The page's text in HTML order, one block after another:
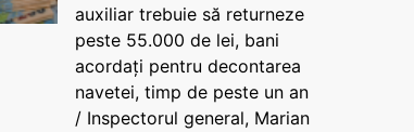
auxiliar trebuie să returneze
peste 55.000 de lei, bani
acordați pentru decontarea
navetei, timp de peste un an
/ Inspectorul general, Marian